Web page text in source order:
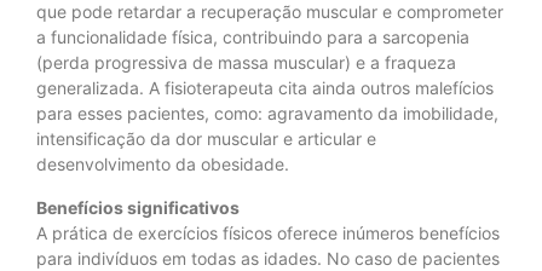
que pode retardar a recuperação muscular e comprometer
a funcionalidade física, contribuindo para a sarcopenia
(perda progressiva de massa muscular) e a fraqueza
generalizada. A fisioterapeuta cita ainda outros malefícios
para esses pacientes, como: agravamento da imobilidade,
intensificação da dor muscular e articular e
desenvolvimento da obesidade.
Benefícios significativos
A prática de exercícios físicos oferece inúmeros benefícios
para indivíduos em todas as idades. No caso de pacientes